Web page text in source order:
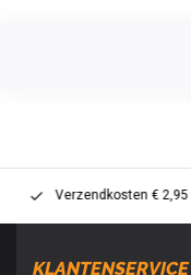
Verzendkosten € 2,95
KLANTENSERVICE